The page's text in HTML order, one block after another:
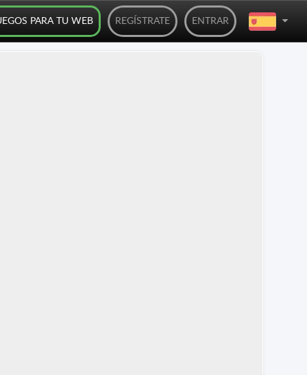
ENTRAR
REGÍSTRATE
PARA TU WEB